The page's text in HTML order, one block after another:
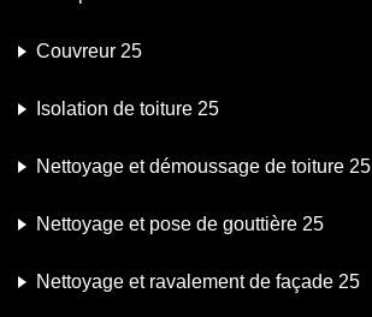
Couvreur 25
Isolation de toiture 25
Nettoyage et démoussage de toiture 25
Nettoyage et pose de gouttière 25
Nettoyage et ravalement de façade 25